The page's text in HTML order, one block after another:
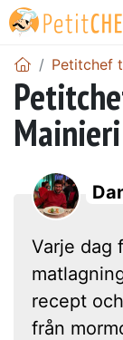
Petitchef
Varje dag
recept
från